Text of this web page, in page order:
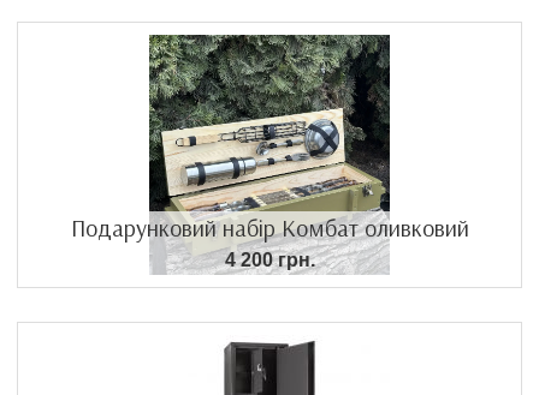
Подарунковий набір Комбат оливковий
4 200 грн.